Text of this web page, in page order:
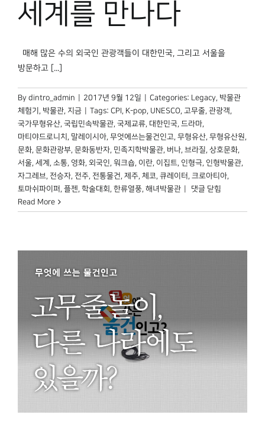
세계를 만나다
매해 많은 수의 외국인 관광객들이 대한민국, 그리고 서울을
방문하고 [...]
By dintro_admin 2017년 9월 12일 Categories: Legacy 박물관
체험기
박물관, 지금 Tags: CPI K-pop UNESCO 고무줄 관광객
국가무형유산 국립민속박물관 국제교류 대한민국 드라마
마티야드로니치
말레이시아 무엇에쓰는물건인고 무형유산 무형유산원
문화 문화관광부 문화동반자 민족지학박물관 버나 브라질 상호문화
서울 세계 소통 영화 외국인 워크숍 이란 이집트 인형극 인형박물관
자그레브
전승자 전주 전통물건 제주 체코 큐레이터 크로아티아
토마쉬파이퍼 플젠 학술대회 한류열풍 해녀박물관
국립민속박물관
만나다
댓글 닫힘
Read More